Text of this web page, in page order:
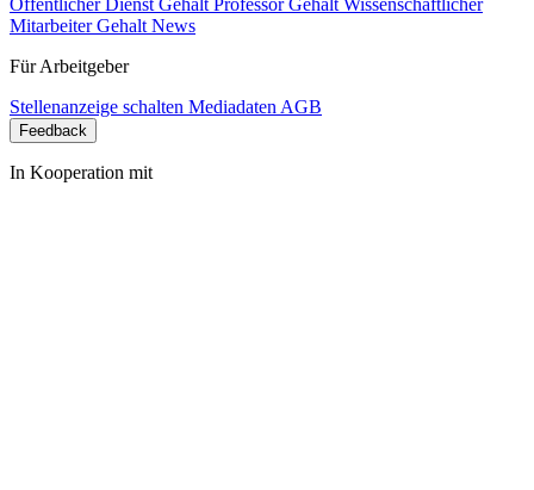
Mitarbeiter Gehalt News
Für Arbeitgeber
Stellenanzeige schalten Mediadaten AGB
Feedback
In Kooperation mit